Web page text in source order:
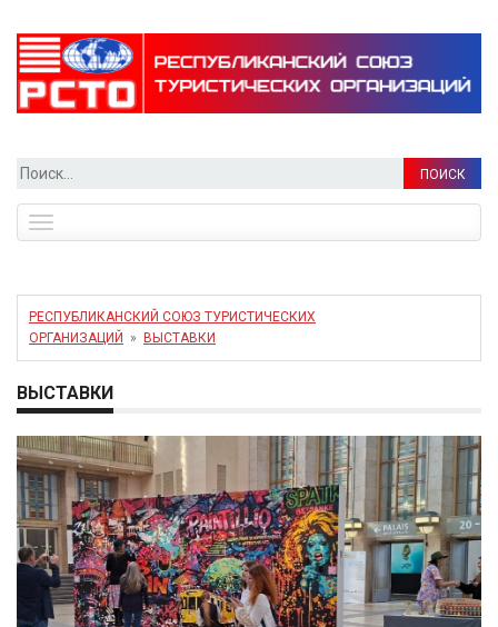
Найти:
navigation
РЕСПУБЛИКАНСКИЙ СОЮЗ ТУРИСТИЧЕСКИХ
ОРГАНИЗАЦИЙ
» ВЫСТАВКИ
ВЫСТАВКИ